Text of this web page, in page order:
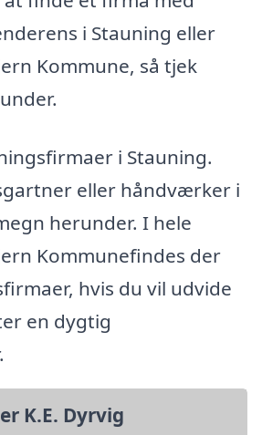
i Stauning eller
Kommune, så tjek
i Stauning.
eller håndværker i
herunder. I hele
Kommunefindes der
hvis du vil udvide
en dygtig
K.E. Dyrvig